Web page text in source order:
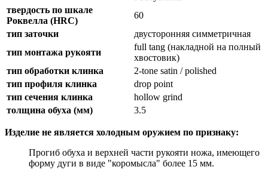
твердость по шкале
Роквелла (HRC)
60
тип заточки
двусторонняя симметричная
тип монтажа рукояти
full tang (накладной на полный
хвостовик)
тип обработки клинка
2-tone satin / polished
тип профиля клинка
drop point
тип сечения клинка
hollow grind
толщина обуха (мм)
3.5
Изделие не является холодным оружием по признаку:
Прогиб обуха и верхней части рукояти ножа, имеющего
форму дуги в виде "коромысла" более 15 мм.